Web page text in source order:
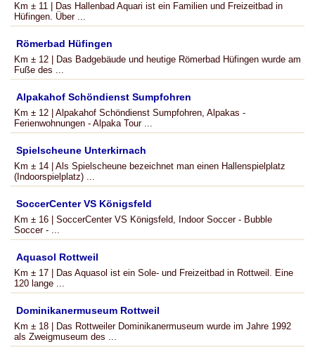
Km ± 11 | Das Hallenbad Aquari ist ein Familien und Freizeitbad in
Hüfingen. Über ...
Römerbad Hüfingen
Km ± 12 | Das Badgebäude und heutige Römerbad Hüfingen wurde am
Fuße des ...
Alpakahof Schöndienst Sumpfohren
Km ± 12 | Alpakahof Schöndienst Sumpfohren, Alpakas -
Ferienwohnungen - Alpaka Tour ...
Spielscheune Unterkirnach
Km ± 14 | Als Spielscheune bezeichnet man einen Hallenspielplatz
(Indoorspielplatz) ...
SoccerCenter VS Königsfeld
Km ± 16 | SoccerCenter VS Königsfeld, Indoor Soccer - Bubble
Soccer - ...
Aquasol Rottweil
Km ± 17 | Das Aquasol ist ein Sole- und Freizeitbad in Rottweil. Eine
120 lange ...
Dominikanermuseum Rottweil
Km ± 18 | Das Rottweiler Dominikanermuseum wurde im Jahre 1992
als Zweigmuseum des ...